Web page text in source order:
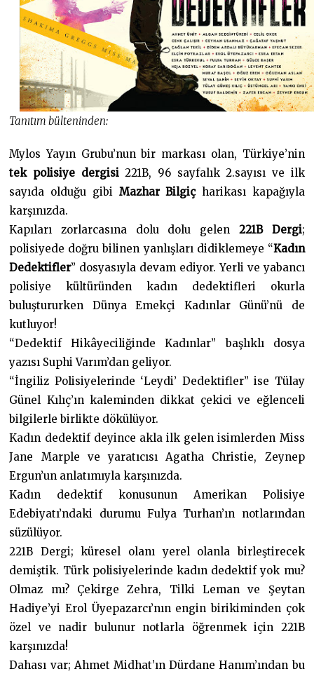
Tanıtım bülteninden:
Mylos Yayın Grubu’nun bir markası olan, Türkiye’nin
tek polisiye dergisi221B, 96 sayfalık 2.sayısı ve ilk
sayıda olduğu gibi Mazhar Bilgiçharikası kapağıyla
karşınızda.
Kapıları zorlarcasına dolu dolu gelen 221B Dergi;
polisiyede doğru bilinen yanlışları didiklemeye “Kadın
Dedektifler” dosyasıyla devam ediyor. Yerli ve yabancı
polisiye kültüründen kadın dedektifleri okurla
buluştururken Dünya Emekçi Kadınlar Günü’nü de
kutluyor!
“Dedektif Hikâyeciliğinde Kadınlar” başlıklı dosya
yazısı Suphi Varım’dan geliyor.
“İngiliz Polisiyelerinde ‘Leydi’ Dedektifler” ise Tülay
Günel Kılıç’ın kaleminden dikkat çekici ve eğlenceli
bilgilerle birlikte dökülüyor.
Kadın dedektif deyince akla ilk gelen isimlerden Miss
Jane Marple ve yaratıcısı Agatha Christie, Zeynep
Ergun’un anlatımıyla karşınızda.
Kadın dedektif konusunun Amerikan Polisiye
Edebiyatı’ndaki durumu Fulya Turhan’ın notlarından
süzülüyor.
221B Dergi; küresel olanı yerel olanla birleştirecek
demiştik. Türk polisiyelerinde kadın dedektif yok mu?
Olmaz mı? Çekirge Zehra, Tilki Leman ve Şeytan
Hadiye’yi Erol Üyepazarcı’nın engin birikiminden çok
özel ve nadir bulunur notlarla öğrenmek için 221B
karşınızda!
Dahası var; Ahmet Midhat’ın Dürdane Hanım’ından bu